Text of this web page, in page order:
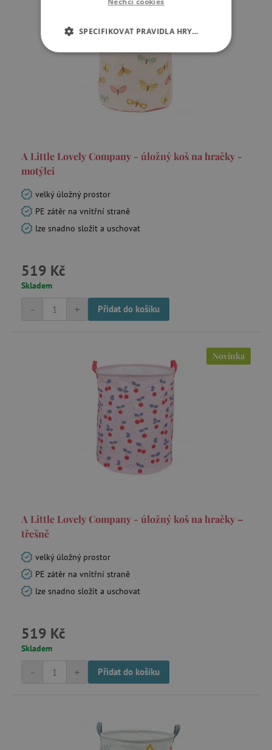
A Little Lovely Company - úložný koš na hračky -
motýlci
velký úložný prostor
PE zátěr na vnitřní straně
lze snadno složit a uschovat
519 Kč
Skladem
+
- Přidat do košíku
Novinka
A Little Lovely Company - úložný koš na hračky –
třešně
velký úložný prostor
PE zátěr na vnitřní straně
lze snadno složit a uschovat
519 Kč
Skladem
+
- Přidat do košíku
SPECIFIKOVAT PRAVIDLA HRY…
NEZBYTNĚ NUTNÉ COOKIES
ANALYTICKÉ COOKIES
MARKETINGOVÉ COOKIES
Nezbytně nutné cookies
Analytické cookies
Funkční soubory
základní funkce webových stránek, jako je
přihlášení uživatele a správa účtu. Webové
cookie správně používat.
Název
.vimeo.com
CookieScriptConsent
Google Privacy Policy